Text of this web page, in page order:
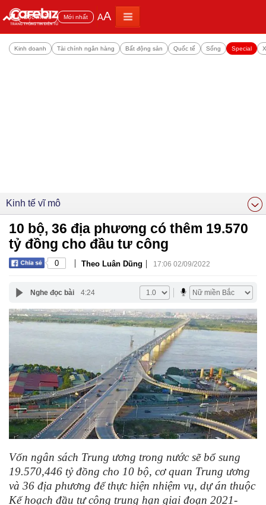
Đọc nhiều Mới nhất AA
Kinh doanh Tài chính ngân hàng Bất động sản Quốc tế Sống Special
Kinh tế vĩ mô
10 bộ, 36 địa phương có thêm 19.570
tỷ đồng cho đầu tư công
0 | Theo Luân Dũng | 17:06 02/09/2022
Nghe đọc bài 4:24
Vốn ngân sách Trung ương trong nước sẽ bổ sung
19.570,446 tỷ đồng cho 10 bộ, cơ quan Trung ương
và 36 địa phương để thực hiện nhiệm vụ, dự án thuộc
Kế hoạch đầu tư công trung hạn giai đoạn 2021-